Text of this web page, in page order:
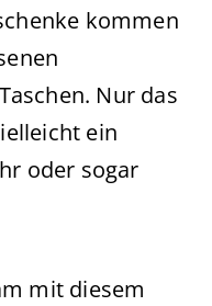
kommen
Nur das
ein
oder sogar
mit diesem